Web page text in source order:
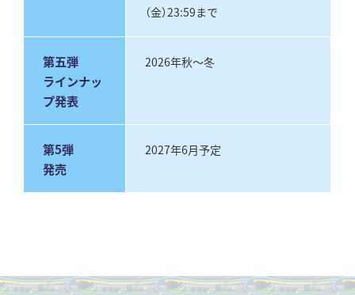
（金）23:59まで
第五弾
ラインナッ
プ発表
2026年秋〜冬
第5弾
発売
2027年6月予定